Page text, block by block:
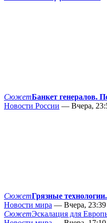
СюжетБанкет генералов.
Новости России — Вчера,
СюжетГрязные
Новости мира — Вчера, 23:39
СюжетЭскалация для